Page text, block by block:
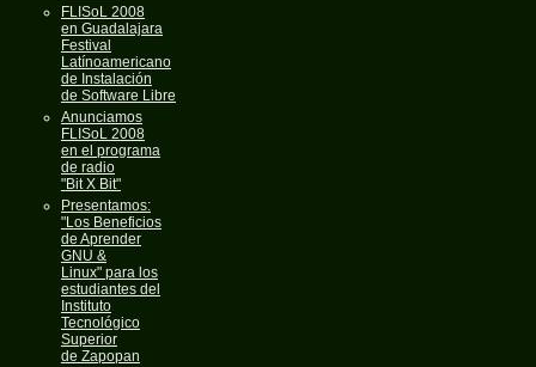
FLISoL 2008
en Guadalajara
Festival
Latínoamericano
de Instalación
de Software Libre
Anunciamos
FLISoL 2008
en el programa
de radio
"Bit X Bit"
Presentamos:
"Los Beneficios
de Aprender
GNU &
Linux" para los
estudiantes del
Instituto
Tecnológico
Superior
de Zapopan